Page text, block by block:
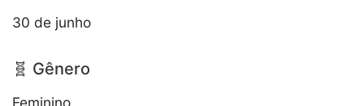
30 de junho
🧬 Gênero